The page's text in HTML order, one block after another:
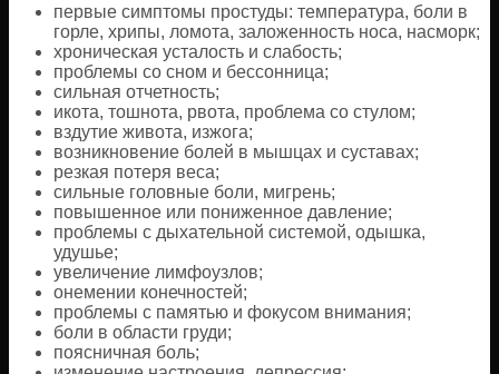
первые симптомы простуды: температура, боли в
горле, хрипы, ломота, заложенность носа, насморк;
хроническая усталость и слабость;
проблемы со сном и бессонница;
сильная отчетность;
икота, тошнота, рвота, проблема со стулом;
вздутие живота, изжога;
возникновение болей в мышцах и суставах;
резкая потеря веса;
сильные головные боли, мигрень;
повышенное или пониженное давление;
проблемы с дыхательной системой, одышка,
удушье;
увеличение лимфоузлов;
онемении конечностей;
проблемы с памятью и фокусом внимания;
боли в области груди;
поясничная боль;